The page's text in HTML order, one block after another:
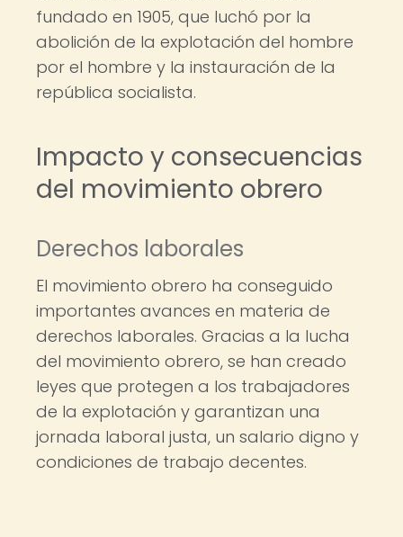
fundado en 1905, que luchó por la
abolición de la explotación del hombre
por el hombre y la instauración de la
república socialista.
Impacto y consecuencias
del movimiento obrero
Derechos laborales
El movimiento obrero ha conseguido
importantes avances en materia de
derechos laborales. Gracias a la lucha
del movimiento obrero, se han creado
leyes que protegen a los trabajadores
de la explotación y garantizan una
jornada laboral justa, un salario digno y
condiciones de trabajo decentes.